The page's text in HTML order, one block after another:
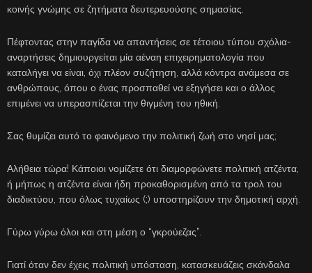
κοινής γνώμης σε ζητήματα δευτερευούσης σημασίας.
Πέφτοντας στην παγίδα να απαντήσεις σε τέτοιου τύπου σχόλια-
αναρτήσεις δημιουργείται μία αέναη επιχειρηματολογία που
καταλήγει να είναι, όχι πλέον συζήτηση, αλλά κόντρα ανάμεσα σε
ανθρώπους, όπου ο ένας προσπαθεί να εξηγήσει και ο άλλος
επιμένει να υπερασπίζεται την θιγμένη του ηθική.
Σας θυμίζει αυτό το φαινόμενο την πολιτική ζωή στο νησί μας;
Αλήθεια τώρα! Κάποιοι νομίζετε ότι διαμορφώνετε πολιτική ατζέντα,
ή μήπως η ατζέντα είναι ήδη προκαθορισμένη από τα τρολ του
διαδικτύου, που όλως τυχαίως (;) υποστηρίζουν την δημοτική αρχή.
Γύρω γύρω όλοι και στη μέση ο “γκρούεζας”.
Γιατί όταν δεν έχεις πολιτική υπόσταση, κατασκευάζεις σκάνδαλα